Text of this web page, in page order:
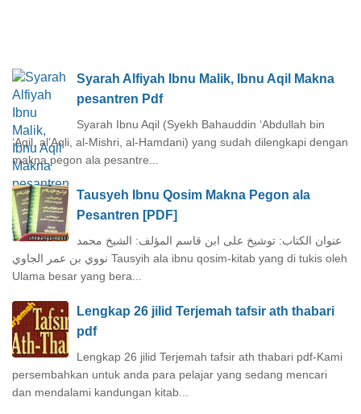
Syarah Alfiyah Ibnu Malik, Ibnu Aqil Makna
pesantren Pdf
Syarah Ibnu Aqil (Syekh Bahauddin ‘Abdullah bin
‘Aqil, al’Aqli, al-Mishri, al-Hamdani) yang sudah dilengkapi dengan
makna pegon ala pesantre...
Tausyeh Ibnu Qosim Makna Pegon ala
Pesantren [PDF]
عنوان الكتاب: توشيخ على ابن قاسم المؤلف: الشيخ محمد
نووي بن عمر الجاوي Tausyih ala ibnu qosim-kitab yang di tukis oleh
Ulama besar yang bera...
Lengkap 26 jilid Terjemah tafsir ath thabari
pdf
Lengkap 26 jilid Terjemah tafsir ath thabari pdf-Kami
persembahkan untuk anda para pelajar yang sedang mencari
dan mendalami kandungan kitab...